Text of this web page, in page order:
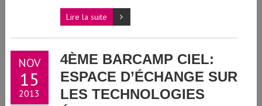
Lire la suite
NOV
15
2013
4ÈME BARCAMP CIEL:
ESPACE D’ÉCHANGE SUR
LES TECHNOLOGIES